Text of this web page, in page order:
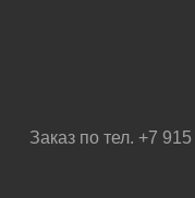
Заказ по тел. +7